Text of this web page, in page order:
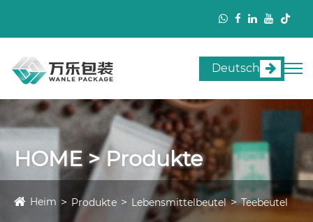
Deutsch
HOME > Produkte
Heim Produkte Lebensmittelbeutel Teebeutel